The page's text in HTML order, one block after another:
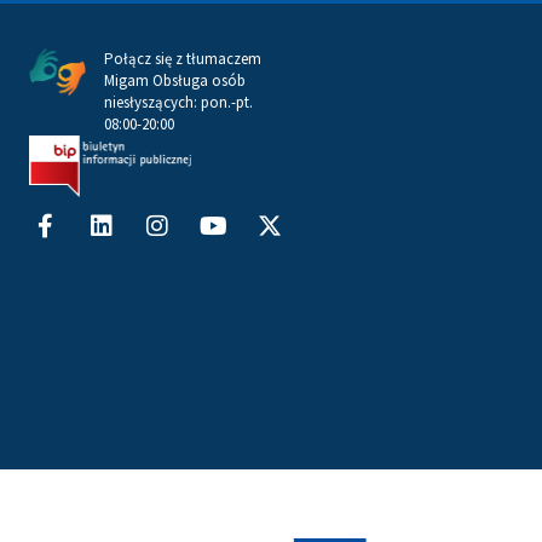
Połącz się z tłumaczem
Migam Obsługa osób
niesłyszących: pon.-pt.
08:00-20:00
Facebook-
f
LinkedinInstagram
Youtube
X-
twitter